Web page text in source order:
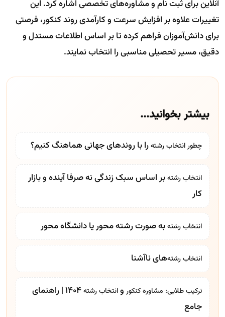
آنلاین برای ثبت نام و مشاوره‌های تخصصی اشاره کرد. این
تغییرات علاوه بر افزایش سرعت و کارآمدی روند کنکور، فرصتی
برای دانش‌آموزان فراهم کرده تا بر اساس اطلاعات مستدل و
دقیق، مسیر تحصیلی مناسبی را انتخاب نمایند.
بیشتر بخوانید...
چطورانتخاب رشتهرا با روندهای جهانی هماهنگ کنیم؟
انتخاب رشتهبر اساس سبک زندگی نه صرفا آینده و بازار
کار
انتخاب رشتهبه صورت رشته محور یا دانشگاه محور
انتخاب رشته‌های ناآشنا
ترکیب طلایی: مشاوره کنکور وانتخاب رشته
1404 | راهنمای
جامع